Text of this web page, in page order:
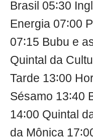
Brasil 05∶30
Energia 07∶00
07∶15 Bubu e
Quintal da
Tarde 13∶00
Sésamo 13∶40
14∶00 Quintal
da Mônica